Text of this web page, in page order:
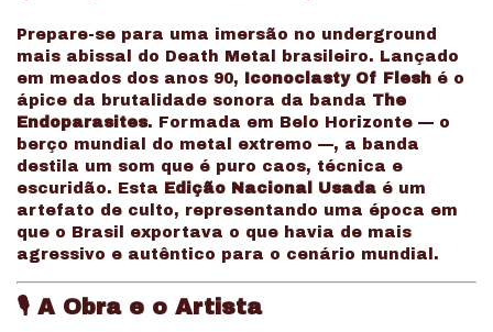
Prepare-se para uma imersão no underground
mais abissal do Death Metal brasileiro. Lançado
em meados dos anos 90,
Iconoclasty Of Flesh é o
ápice da brutalidade sonora da banda The
Endoparasites. Formada em Belo Horizonte — o
berço mundial do metal extremo —, a banda
destila um som que é puro caos, técnica e
escuridão. Esta
Edição Nacional Usada é um
artefato de culto, representando uma época em
que o Brasil exportava o que havia de mais
agressivo e autêntico para o cenário mundial.
🎙️ A Obra e o Artista